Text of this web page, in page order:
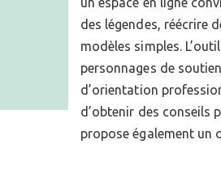
des légendes, réécrire
modèles simples.
personnages de
d’orientation
d’obtenir des conseils
propose également un